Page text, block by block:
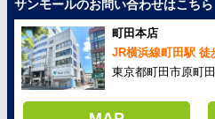
サンモールのお問い合わせはこちら
町田本店
JR横浜線町田駅 徒
東京都町田市原町